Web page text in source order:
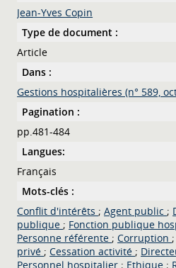
Jean-Yves Copin
Type de document :
Article
Dans :
Gestions hospitalières (n° 589,
Pagination :
pp.481-484
Langues:
Français
Mots-clés :
Conflit d'intérêts ; Agent public ;
publique ; Fonction publique
Personne référente ; Corruption ;
privé ; Cessation activité ;
Personnel hospitalier ; Ethique ;